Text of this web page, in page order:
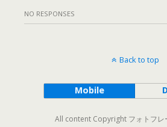
NO RESPONSES
Back to top
Mobile
All content Copyright フォトフレ